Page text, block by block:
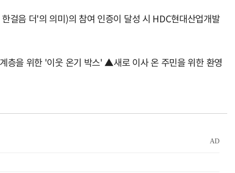
걸음 더'의 의미)의 참여 인증이 달성 시 HDC현대산업개발
층을 위한 '이웃 온기 박스' ▲새로 이사 온 주민을 위한 환영